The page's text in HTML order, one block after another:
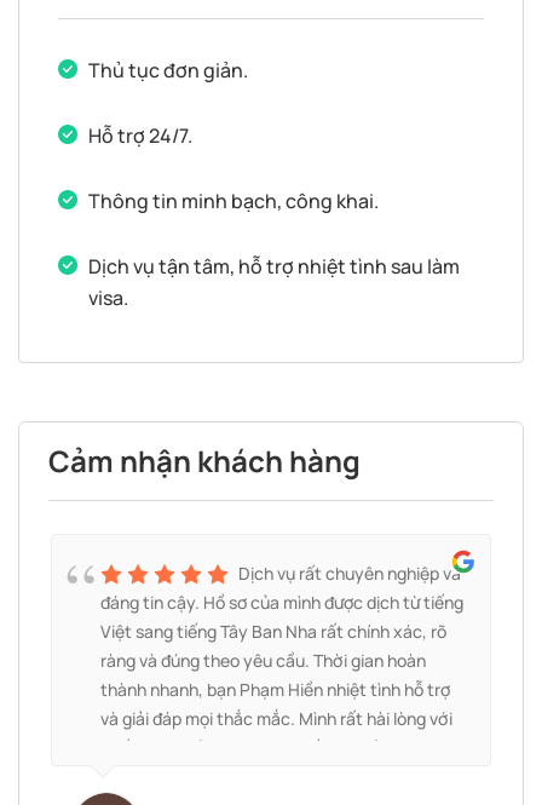
Thủ tục đơn giản.
Hỗ trợ 24/7.
Thông tin minh bạch, công khai.
Dịch vụ tận tâm, hỗ trợ nhiệt tình sau làm
visa.
Cảm nhận khách hàng
Dịch vụ rất chuyên nghiệp và
đáng tin cậy. Hồ sơ của mình được dịch từ tiếng
Việt sang tiếng Tây Ban Nha rất chính xác, rõ
ràng và đúng theo yêu cầu. Thời gian hoàn
thành nhanh, bạn Phạm Hiền nhiệt tình hỗ trợ
và giải đáp mọi thắc mắc. Mình rất hài lòng với
chất lượng bản dịch và sẽ tiếp tục sử dụng dịch